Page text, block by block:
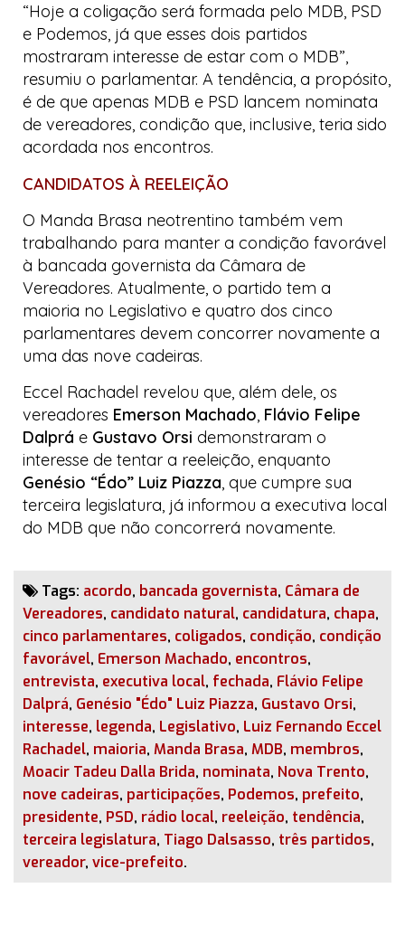
“Hoje a coligação será formada pelo MDB, PSD
e Podemos, já que esses dois partidos
mostraram interesse de estar com o MDB”,
resumiu o parlamentar. A tendência, a propósito,
é de que apenas MDB e PSD lancem nominata
de vereadores, condição que, inclusive, teria sido
acordada nos encontros.
CANDIDATOS À REELEIÇÃO
O Manda Brasa neotrentino também vem
trabalhando para manter a condição favorável
à bancada governista da Câmara de
Vereadores. Atualmente, o partido tem a
maioria no Legislativo e quatro dos cinco
parlamentares devem concorrer novamente a
uma das nove cadeiras.
Eccel Rachadel revelou que, além dele, os
vereadores Emerson Machado, Flávio Felipe
Dalprá e Gustavo Orsi demonstraram o
interesse de tentar a reeleição, enquanto
Genésio “Édo” Luiz Piazza, que cumpre sua
terceira legislatura, já informou a executiva local
do MDB que não concorrerá novamente.
Tags: acordo, bancada governista, Câmara de
Vereadores, candidato natural, candidatura, chapa,
cinco parlamentares, coligados, condição, condição
favorável, Emerson Machado, encontros,
entrevista, executiva local, fechada, Flávio Felipe
Dalprá, Genésio "Édo" Luiz Piazza, Gustavo Orsi,
interesse, legenda, Legislativo, Luiz Fernando Eccel
Rachadel, maioria, Manda Brasa, MDB, membros,
Moacir Tadeu Dalla Brida, nominata, Nova Trento,
nove cadeiras, participações, Podemos, prefeito,
presidente, PSD, rádio local, reeleição, tendência,
terceira legislatura, Tiago Dalsasso, três partidos,
vereador, vice-prefeito.